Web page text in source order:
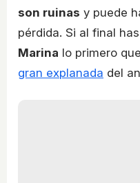
son ruinas y puede
pérdida. Si al final
Marina lo primero
gran explanada del